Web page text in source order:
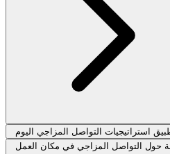
استراتيجيات التواصل المزاجي اليوم
حول التواصل المزاجي في مكان العمل